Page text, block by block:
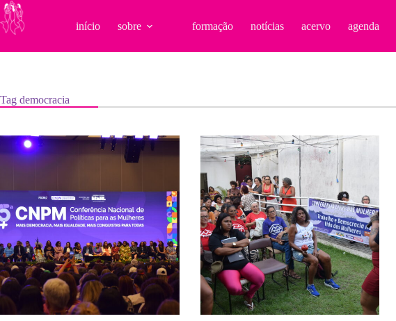
Pular
para
o
início sobre formação notícias acervo agenda
Tag democracia